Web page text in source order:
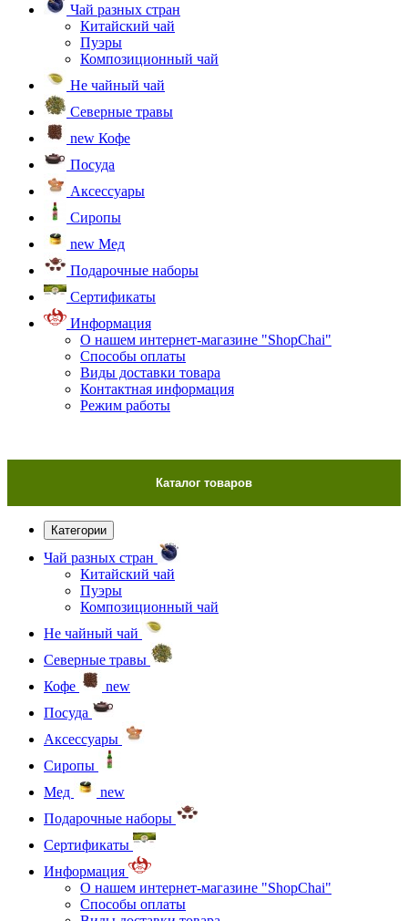
Чай разных стран
Китайский чай
Пуэры
Композиционный чай
Не чайный чай
Северные травы
new Кофе
Посуда
Аксессуары
Сиропы
new Мед
Подарочные наборы
Сертификаты
Информация
О нашем интернет-магазине "ShopChai"
Способы оплаты
Виды доставки товара
Контактная информация
Режим работы
Каталог товаров
Категории
Чай разных стран
Китайский чай
Пуэры
Композиционный чай
Не чайный чай
Северные травы
Кофе
new
Посуда
Аксессуары
Сиропы
Мед
new
Подарочные наборы
Сертификаты
Информация
О нашем интернет-магазине "ShopChai"
Способы оплаты